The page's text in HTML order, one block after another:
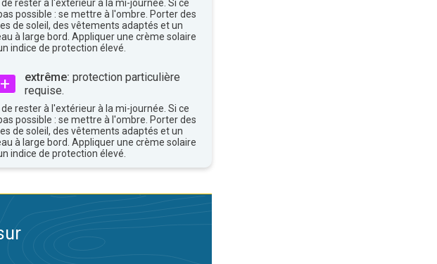
rester à l'extérieur à la mi-journée. Si ce
possible : se mettre à l'ombre. Porter des
de soleil, des vêtements adaptés et un
à large bord. Appliquer une crème solaire
indice de protection élevé.
extrême: protection particulière
requise.
rester à l'extérieur à la mi-journée. Si ce
possible : se mettre à l'ombre. Porter des
de soleil, des vêtements adaptés et un
à large bord. Appliquer une crème solaire
indice de protection élevé.